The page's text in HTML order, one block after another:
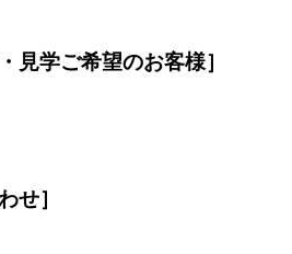
見学ご希望のお客様］
せ］